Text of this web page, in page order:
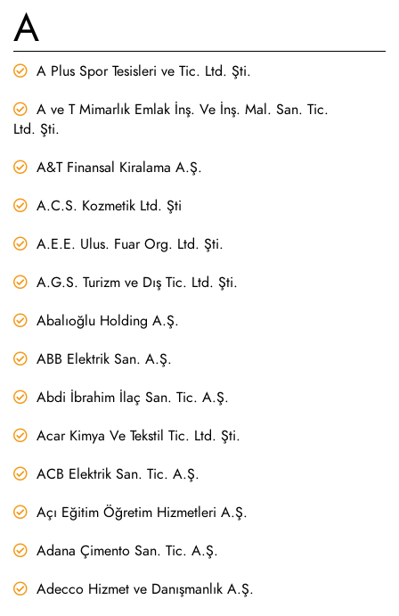
A
A Plus Spor Tesisleri ve Tic. Ltd. Şti.
A ve T Mimarlık Emlak İnş. Ve İnş. Mal. San. Tic.
Ltd. Şti.
A&T Finansal Kiralama A.Ş.
A.C.S. Kozmetik Ltd. Şti
A.E.E. Ulus. Fuar Org. Ltd. Şti.
A.G.S. Turizm ve Dış Tic. Ltd. Şti.
Abalıoğlu Holding A.Ş.
ABB Elektrik San. A.Ş.
Abdi İbrahim İlaç San. Tic. A.Ş.
Acar Kimya Ve Tekstil Tic. Ltd. Şti.
ACB Elektrik San. Tic. A.Ş.
Açı Eğitim Öğretim Hizmetleri A.Ş.
Adana Çimento San. Tic. A.Ş.
Adecco Hizmet ve Danışmanlık A.Ş.